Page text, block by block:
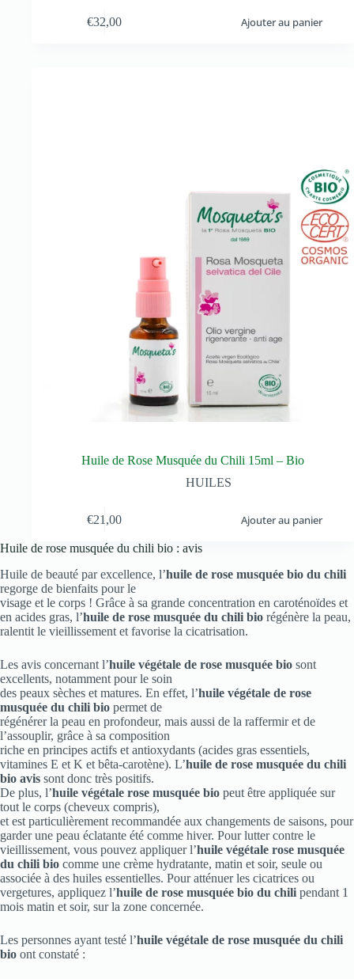
€32,00 Ajouter au panier
Huile de Rose Musquée du Chili 15ml – Bio
HUILES
€21,00 Ajouter au panier
Huile de rose musquée du chili bio : avis
Huile de beauté par excellence, l’huile de rose musquée bio du chili
regorge de bienfaits pour le
visage et le corps ! Grâce à sa grande concentration en caroténoïdes et
en acides gras, l’huile de rose musquée du chili bio régénère la peau,
ralentit le vieillissement et favorise la cicatrisation.
Les avis concernant l’huile végétale de rose musquée bio sont
excellents, notamment pour le soin
des peaux sèches et matures. En effet, l’huile végétale de rose
musquée du chili bio permet de
régénérer la peau en profondeur, mais aussi de la raffermir et de
l’assouplir, grâce à sa composition
riche en principes actifs et antioxydants (acides gras essentiels,
vitamines E et K et bêta-carotène). L’huile de rose musquée du chili
bio avis sont donc très positifs.
De plus, l’huile végétale rose musquée bio peut être appliquée sur
tout le corps (cheveux compris),
et est particulièrement recommandée aux changements de saisons, pour
garder une peau éclatante été comme hiver. Pour lutter contre le
vieillissement, vous pouvez appliquer l’huile végétale rose musquée
du chili bio comme une crème hydratante, matin et soir, seule ou
associée à des huiles essentielles. Pour atténuer les cicatrices ou
vergetures, appliquez l’huile de rose musquée bio du chili pendant 1
mois matin et soir, sur la zone concernée.
Les personnes ayant testé l’huile végétale de rose musquée du chili
bio ont constaté :